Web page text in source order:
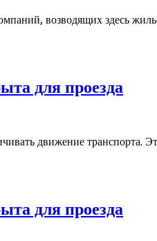
возводящих здесь
для проезда
движение транспорта.
для проезда